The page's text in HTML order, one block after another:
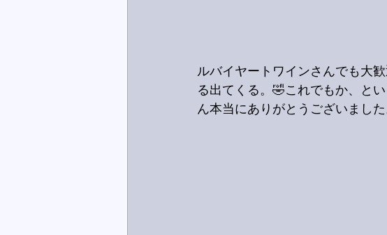
ルバイヤートワインさんでも大
る出てくる。🤣これでもか、と
ん本当にありがとうございまし